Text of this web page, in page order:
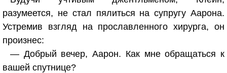
разумеется, не стал пялиться на супругу Аарона.
Устремив взгляд на прославленного хирурга, он
произнес:
— Добрый вечер, Аарон. Как мне обращаться к
вашей спутнице?